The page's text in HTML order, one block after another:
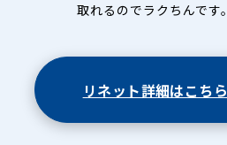
取れるのでラクちんです。
リネット詳細はこちら